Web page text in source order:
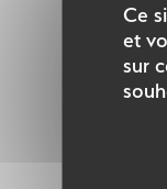
Ce
et
sur